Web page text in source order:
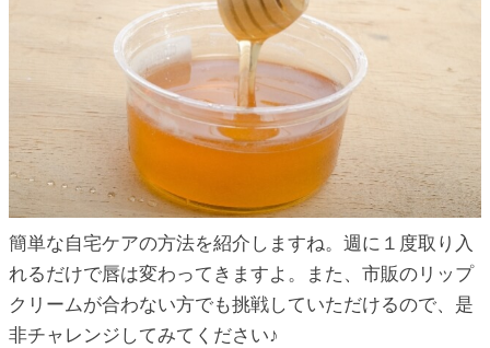
簡単な自宅ケアの方法を紹介しますね。週に１度取り入
れるだけで唇は変わってきますよ。また、市販のリップ
クリームが合わない方でも挑戦していただけるので、是
非チャレンジしてみてください♪